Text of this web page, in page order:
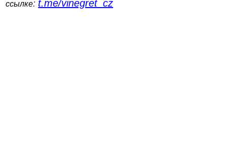
ссылке: t.me/vinegret_cz